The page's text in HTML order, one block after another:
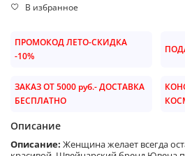
В избранное
ПРОМОКОД ЛЕТО-СКИДКА
-10%
ЗАКАЗ ОТ 5000 руб.- ДОСТАВКА
БЕСПЛАТНО
Описание
Описание: Женщина желает всегда